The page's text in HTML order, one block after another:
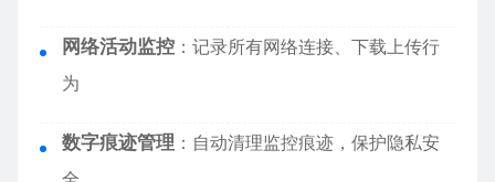
网络活动监控 ：记录所有网络连接、下载上传行
为
数字痕迹管理 ：自动清理监控痕迹，保护隐私安